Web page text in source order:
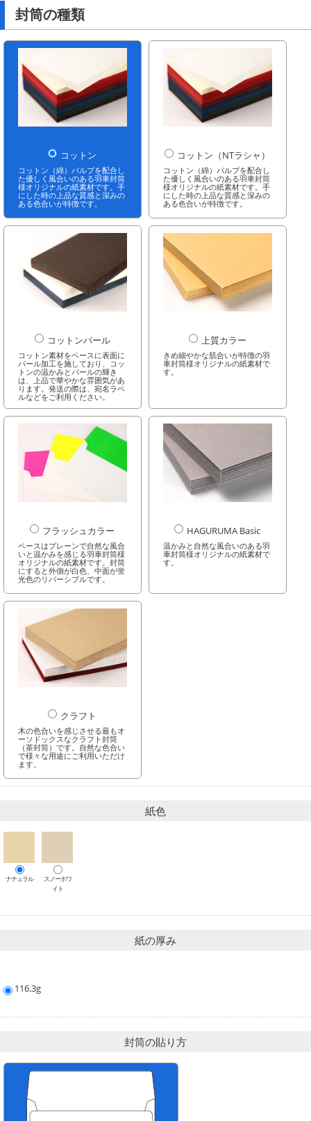
封筒の種類
コットン
コットン（綿）パルプを配合し
た優しく風合いのある羽車封筒
様オリジナルの紙素材です。手
にした時の上品な質感と深みの
ある色合いが特徴です。
コットン（NTラシャ）
コットン（綿）パルプを配合し
た優しく風合いのある羽車封筒
様オリジナルの紙素材です。手
にした時の上品な質感と深みの
ある色合いが特徴です。
コットンパール
コットン素材をベースに表面に
パール加工を施しており、コッ
トンの温かみとパールの輝き
は、上品で華やかな雰囲気があ
ります。発送の際は、宛名ラベ
ルなどをご利用ください。
上質カラー
きめ細やかな肌合いが特徴の羽
車封筒様オリジナルの紙素材で
す。
フラッシュカラー
ベースはプレーンで自然な風合
いと温かみを感じる羽車封筒様
オリジナルの紙素材です。封筒
にすると外側が白色、中面が蛍
光色のリバーシブルです。
HAGURUMA Basic
温かみと自然な風合いのある羽
車封筒様オリジナルの紙素材で
す。
クラフト
木の色合いを感じさせる最もオ
ーソドックスなクラフト封筒
（茶封筒）です。自然な色合い
で様々な用途にご利用いただけ
ます。
紙色
ナチュラル
スノーホワ
イト
紙の厚み
116.3g
封筒の貼り方